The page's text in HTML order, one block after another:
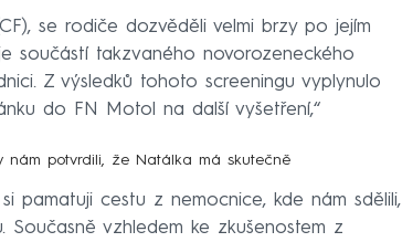
se rodiče dozvěděli velmi brzy po jejím
součástí takzvaného novorozeneckého
Z výsledků tohoto screeningu vyplynulo
do FN Motol na další vyšetření,“
potvrdili, že Natálka má skutečně
pamatuji cestu z nemocnice, kde nám sdělili,
vzhledem ke zkušenostem z